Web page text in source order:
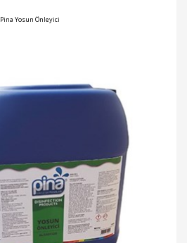
Pina Yosun Önleyici